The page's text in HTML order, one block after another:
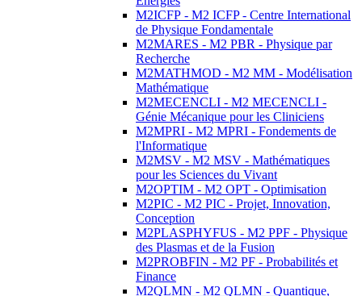
M2ICFP - M2 ICFP - Centre International
de Physique Fondamentale
M2MARES - M2 PBR - Physique par
Recherche
M2MATHMOD - M2 MM - Modélisation
Mathématique
M2MECENCLI - M2 MECENCLI -
Génie Mécanique pour les Cliniciens
M2MPRI - M2 MPRI - Fondements de
l'Informatique
M2MSV - M2 MSV - Mathématiques
pour les Sciences du Vivant
M2OPTIM - M2 OPT - Optimisation
M2PIC - M2 PIC - Projet, Innovation,
Conception
M2PLASPHYFUS - M2 PPF - Physique
des Plasmas et de la Fusion
M2PROBFIN - M2 PF - Probabilités et
Finance
M2QLMN - M2 QLMN - Quantique,